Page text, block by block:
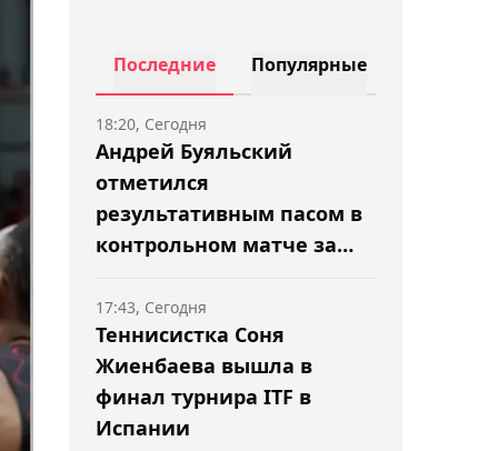
Последние Популярные
Андрей Буяльский
отметился
результативным пасом в
контрольном матче за
18:20, Сегодня
Теннисистка Соня
Жиенбаева вышла в
финал турнира ITF в
Испании
17:43, Сегодня